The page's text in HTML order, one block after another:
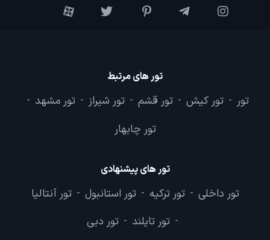
تور های مرتبط
تور - تور کیش - تور قشم - تور شیراز - تور مشهد -
تور چابهار
تور های پیشنهادی
تور داخلی - تور ترکیه - تور استانبول - تور آنتالیا
- تور تایلند - تور دبی